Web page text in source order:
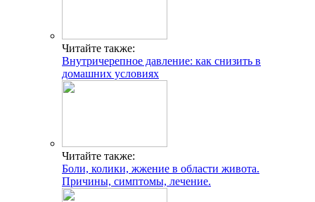
Читайте также:
Внутричерепное давление: как снизить в
домашних условиях
Читайте также:
Боли, колики, жжение в области живота.
Причины, симптомы, лечение.